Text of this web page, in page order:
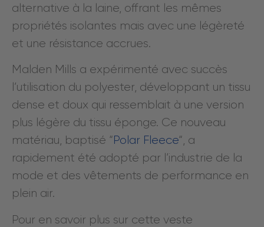
alternative à la laine, offrant les mêmes
propriétés isolantes mais avec une légèreté
et une résistance accrues.
Malden Mills a expérimenté avec succès
l’utilisation du polyester, développant un tissu
dense et doux qui ressemblait à une version
plus légère du tissu éponge. Ce nouveau
matériau, baptisé “Polar Fleece“, a
rapidement été adopté par l’industrie de la
mode et des vêtements de performance en
plein air.
Pour en savoir plus sur cette veste